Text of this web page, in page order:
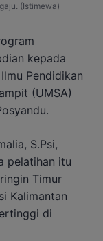
(Istimewa)
kepada
Pendidikan
(UMSA)
S.Psi,
pelatihan itu
Timur
Kalimantan
di